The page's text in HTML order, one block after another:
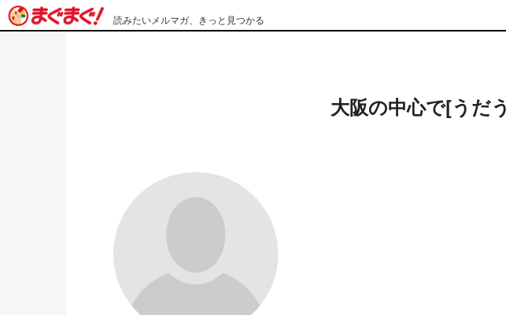
読みたいメルマガ、きっと見つかる
大阪の中心で[うだ